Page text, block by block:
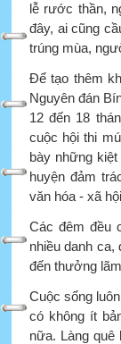
lễ rước thần,
đây, ai cũng
trúng mùa,
Để tạo thêm
Nguyên đán
12 đến 18
cuộc hội thi
bày những
huyện đảm
văn hóa - xã
Các đêm đều
nhiều danh ca,
đến thưởng
Cuộc sống
có không ít
nữa. Làng quê